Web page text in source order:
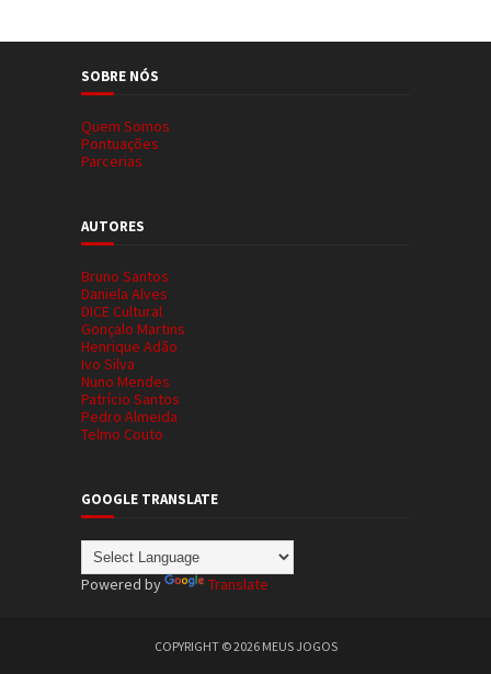
SOBRE NÓS
Quem Somos
Pontuações
Parcerias
AUTORES
Bruno Santos
Daniela Alves
DICE Cultural
Gonçalo Martins
Henrique Adão
Ivo Silva
Nuno Mendes
Patrício Santos
Pedro Almeida
Telmo Couto
GOOGLE TRANSLATE
Powered by Translate
COPYRIGHT ©2026 MEUS JOGOS